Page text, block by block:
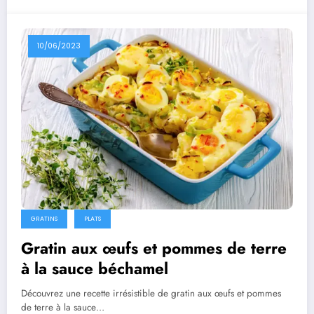
10/06/2023
GRATINS PLATS
Gratin aux œufs et pommes de terre
à la sauce béchamel
Découvrez une recette irrésistible de gratin aux œufs et pommes
de terre à la sauce…